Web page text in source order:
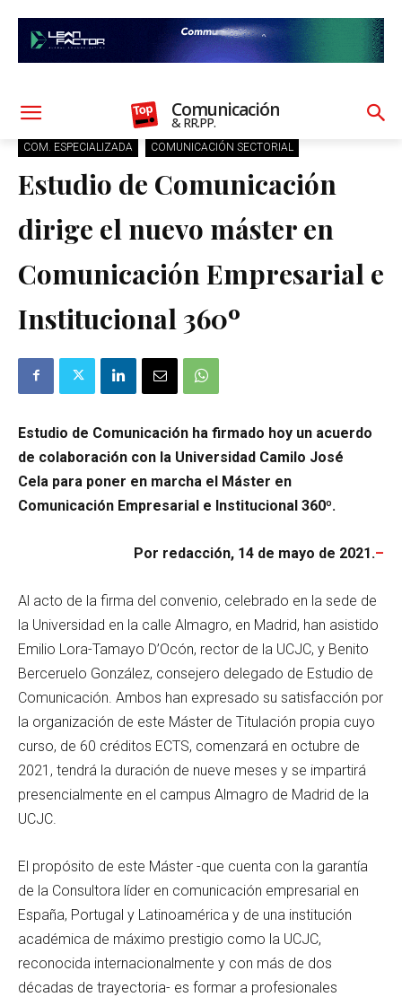
Comunicación
& RR.PP.
COM. ESPECIALIZADA COMUNICACIÓN SECTORIAL
Estudio de Comunicación
dirige el nuevo máster en
Comunicación Empresarial e
Institucional 360º
Estudio de Comunicación ha firmado hoy un acuerdo
de colaboración con la Universidad Camilo José
Cela para poner en marcha el Máster en
Comunicación Empresarial e Institucional 360º.
Por redacción, 14 de mayo de 2021.–
Al acto de la firma del convenio, celebrado en la sede de
la Universidad en la calle Almagro, en Madrid, han asistido
Emilio Lora-Tamayo D’Ocón, rector de la UCJC, y Benito
Berceruelo González, consejero delegado de Estudio de
Comunicación. Ambos han expresado su satisfacción por
la organización de este Máster de Titulación propia cuyo
curso, de 60 créditos ECTS, comenzará en octubre de
2021, tendrá la duración de nueve meses y se impartirá
presencialmente en el campus Almagro de Madrid de la
UCJC.
El propósito de este Máster -que cuenta con la garantía
de la Consultora líder en comunicación empresarial en
España, Portugal y Latinoamérica y de una institución
académica de máximo prestigio como la UCJC,
reconocida internacionalmente y con más de dos
décadas de trayectoria- es formar a profesionales